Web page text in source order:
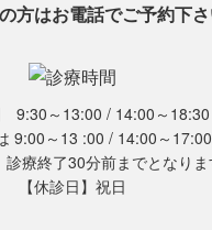
方はお電話でご予約下さ
9:30～13:00 / 14:00～18:30
9:00～13 :00 / 14:00～
療終了30分前までとなりま
【休診日】祝日